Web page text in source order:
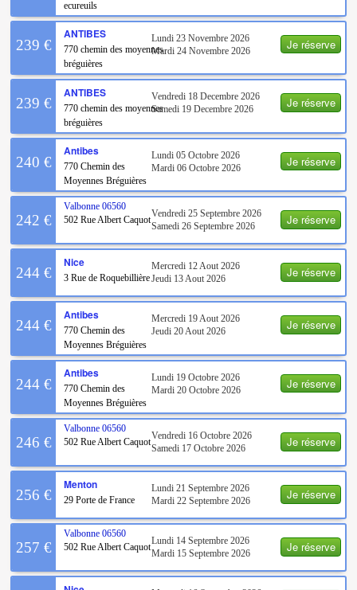
ecureuils
Je réserve
239 €
ANTIBES
770 chemin des moyennes
bréguières
Lundi 23 Novembre 2026
Mardi 24 Novembre 2026
Je réserve
239 €
ANTIBES
770 chemin des moyennes
bréguières
Vendredi 18 Decembre 2026
Samedi 19 Decembre 2026
Je réserve
240 €
Antibes
770 Chemin des
Moyennes Bréguières
Lundi 05 Octobre 2026
Mardi 06 Octobre 2026
Je réserve
242 €
Valbonne 06560
502 Rue Albert Caquot
Vendredi 25 Septembre 2026
Samedi 26 Septembre 2026
Je réserve
244 €
Nice
3 Rue de Roquebillière
Mercredi 12 Aout 2026
Jeudi 13 Aout 2026
Je réserve
244 €
Antibes
770 Chemin des
Moyennes Bréguières
Mercredi 19 Aout 2026
Jeudi 20 Aout 2026
Je réserve
244 €
Antibes
770 Chemin des
Moyennes Bréguières
Lundi 19 Octobre 2026
Mardi 20 Octobre 2026
Je réserve
246 €
Valbonne 06560
502 Rue Albert Caquot
Vendredi 16 Octobre 2026
Samedi 17 Octobre 2026
Je réserve
256 €
Menton
29 Porte de France
Lundi 21 Septembre 2026
Mardi 22 Septembre 2026
Je réserve
257 €
Valbonne 06560
502 Rue Albert Caquot
Lundi 14 Septembre 2026
Mardi 15 Septembre 2026